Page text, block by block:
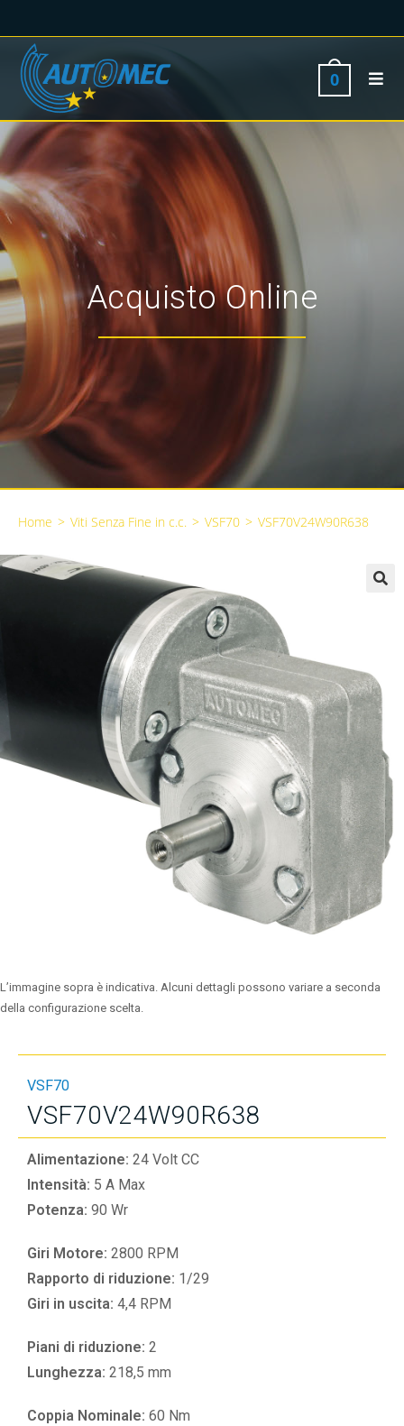
0
Acquisto Online
Home > Viti Senza Fine in c.c. > VSF70 > VSF70V24W90R638
L’immagine sopra è indicativa. Alcuni dettagli possono variare a seconda
della configurazione scelta.
VSF70
VSF70V24W90R638
Alimentazione: 24 Volt CC
Intensità: 5 A Max
Potenza: 90 Wr
Giri Motore: 2800 RPM
Rapporto di riduzione: 1/29
Giri in uscita: 4,4 RPM
Piani di riduzione: 2
Lunghezza: 218,5 mm
Coppia Nominale: 60 Nm